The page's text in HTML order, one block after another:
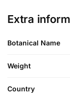
Extra
Botanical Name
Weight
Country